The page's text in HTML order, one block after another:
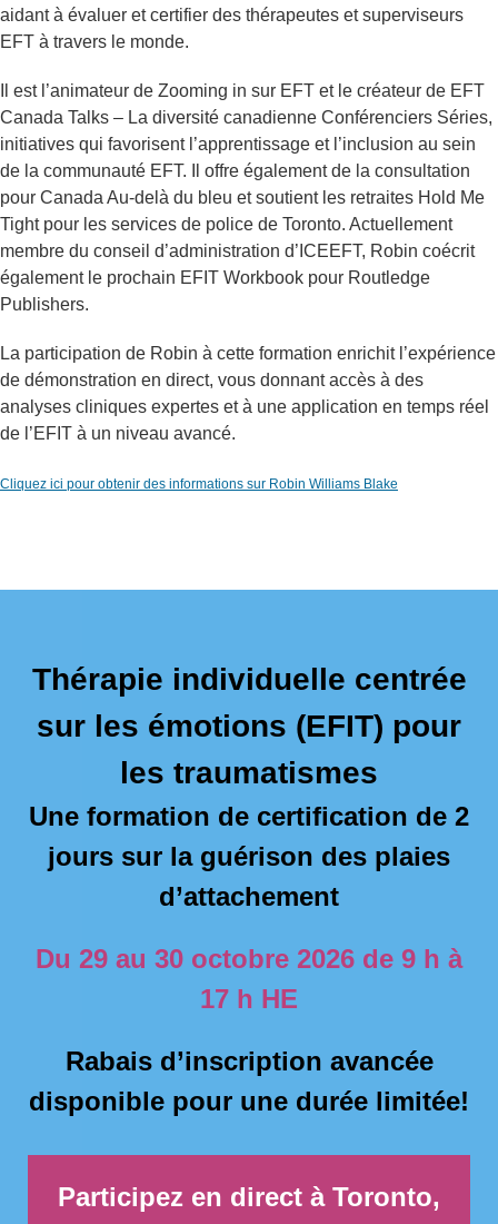
aidant à évaluer et certifier des thérapeutes et superviseurs
EFT à travers le monde.
Il est l’animateur de Zooming in sur EFT et le créateur de EFT
Canada Talks – La diversité canadienne Conférenciers Séries,
initiatives qui favorisent l’apprentissage et l’inclusion au sein
de la communauté EFT. Il offre également de la consultation
pour Canada Au-delà du bleu et soutient les retraites Hold Me
Tight pour les services de police de Toronto. Actuellement
membre du conseil d’administration d’ICEEFT, Robin coécrit
également le prochain EFIT Workbook pour Routledge
Publishers.
La participation de Robin à cette formation enrichit l’expérience
de démonstration en direct, vous donnant accès à des
analyses cliniques expertes et à une application en temps réel
de l’EFIT à un niveau avancé.
Cliquez ici pour obtenir des informations sur Robin Williams Blake
Thérapie individuelle centrée
sur les émotions (EFIT) pour
les traumatismes
Une formation de certification de 2
jours sur la guérison des plaies
d’attachement
Du 29 au 30 octobre 2026 de 9 h à
17 h HE
Rabais d’inscription avancée
disponible pour une durée limitée!
Participez en direct à Toronto,